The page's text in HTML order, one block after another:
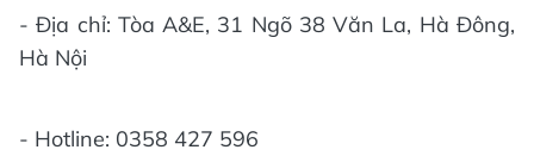
- Địa chỉ: Tòa A&E, 31 Ngõ 38 Văn La, Hà Đông,
Hà Nội
- Hotline: 0358 427 596